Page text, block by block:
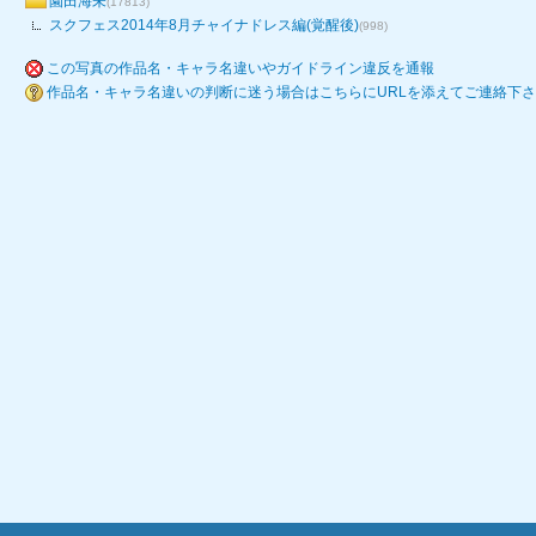
スクフェス2014年8月チャイナドレス編(覚醒後)(998)
この写真の作品名・キャラ名違いやガイドライン違反を通報
作品名・キャラ名違いの判断に迷う場合はこちらにURLを添えてご連絡下